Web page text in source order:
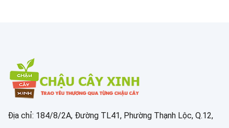
Địa chỉ: 184/8/2A, Đường TL41, Phường Thạnh Lộc, Q.12,